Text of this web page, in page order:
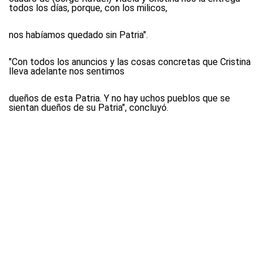
todos los días, porque, con los milicos,
nos habíamos quedado sin Patria".
"Con todos los anuncios y las cosas concretas que Cristina
lleva adelante nos sentimos
dueños de esta Patria. Y no hay uchos pueblos que se
sientan dueños de su Patria", concluyó.